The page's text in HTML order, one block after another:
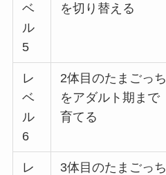
ベ
ル
5
を切り替える
レ
ベ
ル
6
2体目のたまごっち
をアダルト期まで
育てる
レ
3体目のたまごっち